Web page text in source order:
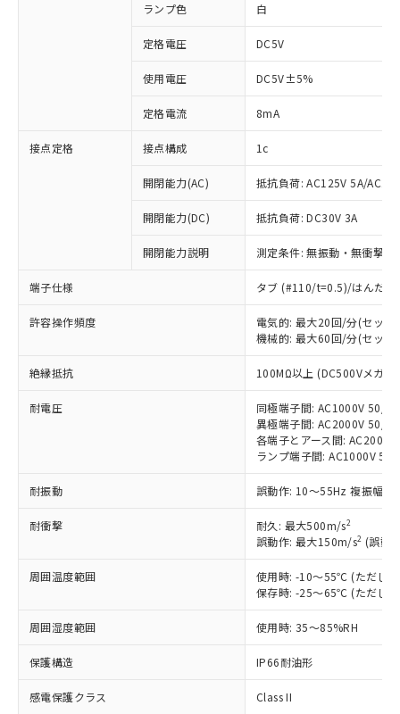
ランプ色 白
定格電圧 DC5V
使用電圧 DC5V±5%
定格電流 8mA
接点定格 接点構成 1c
開閉能力(AC) 抵抗負荷: AC125V 5A/
開閉能力(DC) 抵抗負荷: DC30V 3A
開閉能力説明 測定条件: 無振動・無衝撃
端子仕様 タブ (#110/t=0.5)/はんだづ
許容操作頻度
電気的: 最大20回/分(セット
機械的: 最大60回/分(セット
絶縁抵抗 100MΩ以上 (DC500Vメガ)
耐電圧
同極端子間: AC1000V 50/
異極端子間: AC2000V 50/
各端子とアース間:
ランプ端子間: AC1000V
耐振動 誤動作: 10～55Hz 複振幅
耐衝撃 耐久: 最大500m/s2
誤動作: 最大150m/s2 (誤動
周囲温度範囲
使用時: -10～55℃ (ただし
保存時: -25～65℃ (ただし
周囲湿度範囲 使用時: 35～85%RH
保護構造 IP66耐油形
感電保護クラス Class II
以下の条件をお読みいただき、同意のうえ
本サービスは、当社制御機器事業取扱
(税抜)を提供させていただくもので
当社制御機器事業取扱商品の中には、
本サービスの対象外となる商品もある
ことをご了承ください。
在庫状況および標準価格照会結果は、
記載している更新日時点での社内デー
タに基づき作成されるものであり、閲
覧された時点での実際の在庫および標
準価格とは異なる場合があることをご
※1 対応状況
対応済み：EU RoHS指令（10物質）の
非含有に対応した製品が提供可能な商品で
対応予定：EU RoHS指令（10物質）の非含
有に対応した製品に切り替える予定のある
対応予定なし：EU RoHS指令（10物質）の
非含有に非対応の商品で、対応品を出す予
調査・確認中：EU RoHS指令（10物質）の
非含有の対応状況を調査中または確認中の
非該当品：ライセンス料など無形物で、有
害物質有無と関係のない商品です。
仕入先様の事情により、非含有部品として
いたものが、含有品と判明した場合などや
むを得ず変更することがあります。
*EU RoHS指令（10物質）：
鉛(Pb) 1000ppm以下、 水銀(Hg) 1000ppm以下、 カド
六価クロム(Cr(Ⅵ)) 1000ppm以下、ポリ臭化ビフェニル
「○」：最大均質材料含有率が中国RoHSの
基準値以下であることを示します。
「×」：最大均質材料含有率が中国RoHSの
基準値を超えていることを示します。
「－」：未確認です。当社販売部門へお問
い合わせください。
*中国RoHS10物質の基準値 (GB/T26572)：
ム) : 100ppm、
当社は、これら貴社製品のうち、外国
為替および外国貿易法に定める商品
（以下｢規制貨物等」という）を輸出
または国外への提供する場合は、日本
国政府の輸出許可(または役務取引許
可)を取得するなどの必要な手続きを